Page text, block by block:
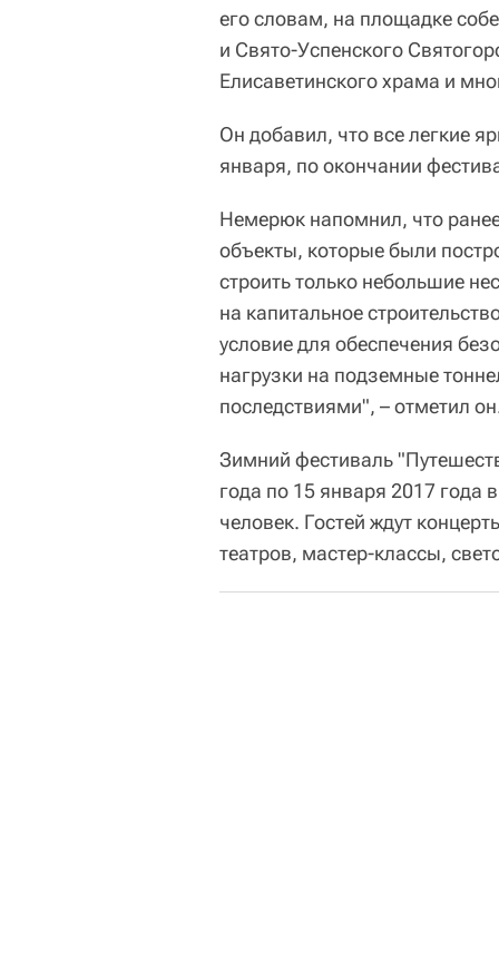
его словам, на площадке
и Свято-Успенского
Елисаветинского храма и
Он добавил, что все легкие
января, по окончании
Немерюк напомнил, что
объекты, которые были
строить только небольшие
на капитальное
условие для обеспечения
нагрузки на подземные
последствиями", – отметил
Зимний фестиваль
года по 15 января 2017 года
человек. Гостей ждут
театров, мастер-классы,